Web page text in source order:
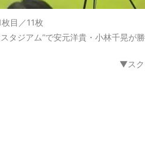
枚目／11枚
タジアム”で安元洋貴・小林千晃が
▼スク